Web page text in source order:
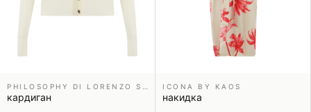
кардиган
ICONA BY KAOS
накидка